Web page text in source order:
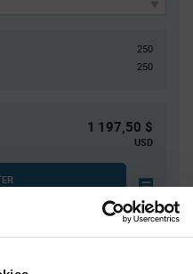
250
250
1 197,50 $
USD